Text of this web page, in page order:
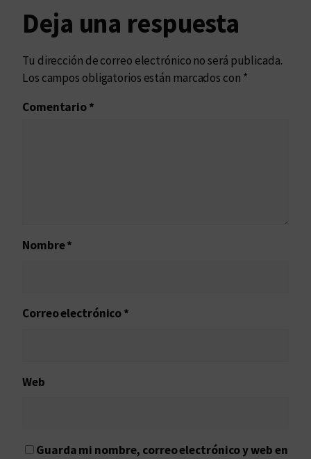
Deja una respuesta
Tu dirección de correo electrónico no será publicada.
Los campos obligatorios están marcados con *
Comentario*
Nombre*
Correo electrónico*
Web
Guarda mi nombre, correo electrónico y web en